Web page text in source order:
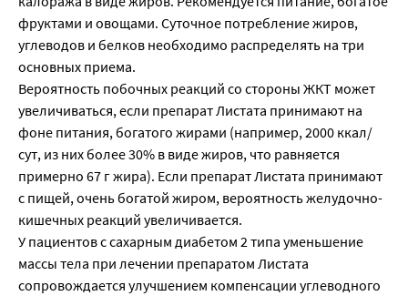
фруктами и овощами. Суточное потребление жиров,
углеводов и белков необходимо распределять на три
основных приема.
Вероятность побочных реакций со стороны ЖКТ может
увеличиваться, если препарат Листата принимают на
фоне питания, богатого жирами (например, 2000 ккал/
сут, из них более 30% в виде жиров, что равняется
примерно 67 г жира). Если препарат Листата принимают
с пищей, очень богатой жиром, вероятность желудочно-
кишечных реакций увеличивается.
У пациентов с сахарным диабетом 2 типа уменьшение
массы тела при лечении препаратом Листата
сопровождается улучшением компенсации углеводного